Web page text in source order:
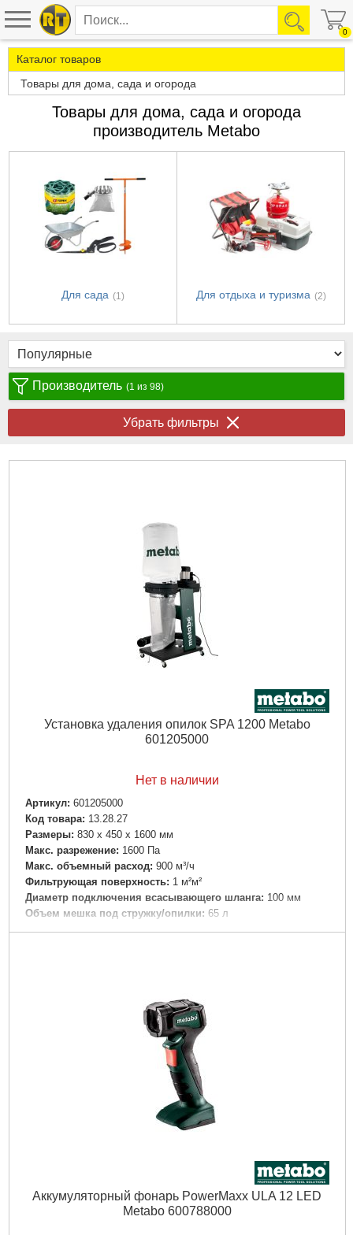
0
Каталог товаров
Товары для дома, сада и огорода
Товары для дома, сада и огорода
производитель Metabo
Для сада (1) Для отдыха и туризма (2)
Производитель (1 из 98)
Убрать фильтры
Установка удаления опилок SPA 1200 Metabo
601205000
Нет в наличии
Артикул: 601205000
Код товара: 13.28.27
Размеры: 830 x 450 x 1600 мм
Макс. разрежение: 1600 Па
Макс. объемный расход: 900 м³/ч
Фильтрующая поверхность: 1 м²м²
Диаметр подключения всасывающего шланга: 100 мм
Объем мешка под стружку/опилки: 65 л
номинальная потребляемая мощность: 0.55 кВт
Погрешность измерения K: 3 дБ(А)
Подробнее...
Аккумуляторный фонарь PowerMaxx ULA 12 LED
Metabo 600788000